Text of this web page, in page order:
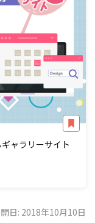
ャラリーサイト
日: 2018年10月10日